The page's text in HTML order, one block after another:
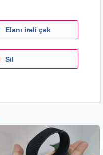
Elanı irəli çək
Sil